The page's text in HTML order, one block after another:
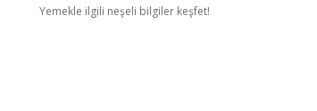
Yemekle ilgili neşeli bilgiler keşfet!